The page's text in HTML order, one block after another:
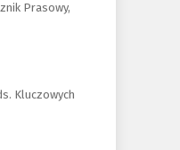
Prasowy,
Kluczowych